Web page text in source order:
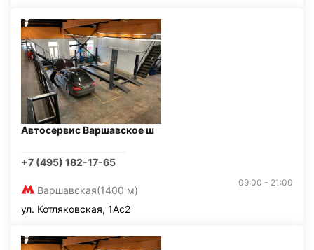
Автосервис Варшавское ш
+7 (495) 182-17-65
Варшавская(1400 м)
09:00 - 21:00
ул. Котляковская, 1Ас2